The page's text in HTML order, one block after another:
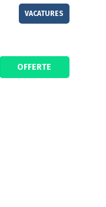
VACATURES
OFFERTE